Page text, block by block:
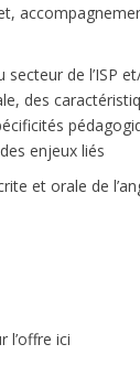
secteur de l’ISP
des
enjeux liés
et orale de
l’offre ici